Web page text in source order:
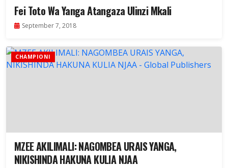
Fei Toto Wa Yanga Atangaza Ulinzi Mkali
September 7, 2018
CHAMPIONI
MZEE AKILIMALI: NAGOMBEA URAIS YANGA,
NIKISHINDA HAKUNA KULIA NJAA